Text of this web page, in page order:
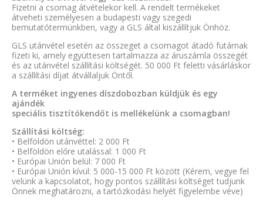
Fizetni a csomag átvételekor kell. A rendelt termékeket
átveheti személyesen a budapesti vagy szegedi
bemutatótermünkben, vagy a GLS által kiszállítjuk Önhöz.
GLS utánvétel esetén az összeget a csomagot átadó futárnak
fizeti ki, amely együttesen tartalmazza az áruszámla összegét
és az utánvétel szállítási költségét. 50 000 Ft feletti vásárláskor
a szállítási díjat átvállaljuk Öntől.
A terméket ingyenes díszdobozban küldjük és egy
ajándék
speciális tisztítókendőt is mellékelünk a csomagban!
Szállítási költség:
• Belföldön utánvéttel: 2 000 Ft
• Belföldön előre utalással: 1 000 Ft
• Európai Unión belül: 7 000 Ft
• Európai Unión kívül: 5 000-15 000 Ft között (Kérem, vegye fel
velünk a kapcsolatot, hogy pontos szállítási költséget tudjunk
Önnek meghatározni, a tartózkodási helyét figyelembe véve)